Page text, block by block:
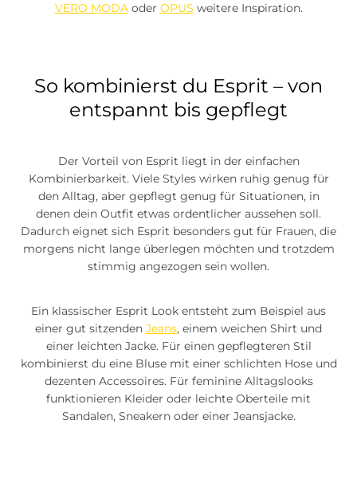
VERO MODAoder OPUS weitere Inspiration.
So kombinierst du Esprit – von
entspannt bis gepflegt
Der Vorteil von Esprit liegt in der einfachen
Kombinierbarkeit. Viele Styles wirken ruhig genug für
den Alltag, aber gepflegt genug für Situationen, in
denen dein Outfit etwas ordentlicher aussehen soll.
Dadurch eignet sich Esprit besonders gut für Frauen, die
morgens nicht lange überlegen möchten und trotzdem
stimmig angezogen sein wollen.
Ein klassischer Esprit Look entsteht zum Beispiel aus
einer gut sitzenden Jeans, einem weichen Shirt und
einer leichten Jacke. Für einen gepflegteren Stil
kombinierst du eine Bluse mit einer schlichten Hose und
dezenten Accessoires. Für feminine Alltagslooks
funktionieren Kleider oder leichte Oberteile mit
Sandalen, Sneakern oder einer Jeansjacke.